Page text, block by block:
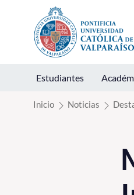
Click acá para ir directamente al
Estudiantes
Inicio Noticias